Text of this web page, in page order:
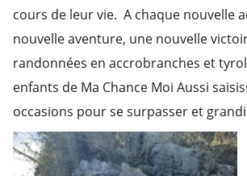
cours de leur vie. A chaque nouvelle
nouvelle aventure, une nouvelle
randonnées en accrobranches et
enfants de Ma Chance Moi Aussi
occasions pour se surpasser et